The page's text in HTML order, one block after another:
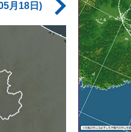
月18日)